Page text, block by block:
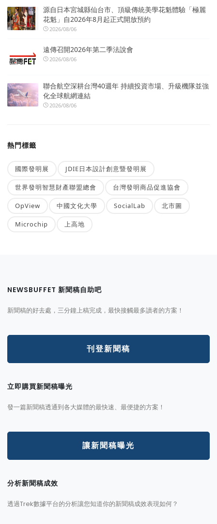
源自日本宮城縣仙台市、頂級傳統美學花魁體驗「極麗
花魁」自2026年8月起正式開放預約
2026/08/06
遠傳召開2026年第二季法說會
2026/08/06
聯合航空深耕台灣40週年 持續投資市場、升級機隊並強
化全球航網連結
2026/08/06
熱門標籤
國際發明展 JDIE日本設計創意暨發明展
世界發明智慧財產聯盟總會 台灣發明商品促進協會
OpView 中國文化大學 SocialLab 北市圖
Microchip 上高地
NEWSBUFFET 新聞稿自助吧
新聞稿的好去處，三分鐘上稿完成，最快接觸最多讀者的方案！
刊登新聞稿
立即購買新聞稿曝光
發一篇新聞稿透通到各大媒體的最快速、最便捷的方案！
讓新聞稿曝光
分析新聞稿成效
透過Trek數據平台的分析讓您知道你的新聞稿成效表現如何？